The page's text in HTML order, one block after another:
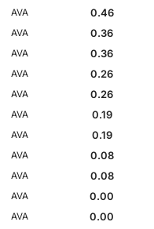
AVA
0.46
AVA
0.36
AVA
0.36
AVA
0.26
AVA
0.26
AVA
0.19
AVA
0.19
AVA
0.08
AVA
0.08
AVA
0.00
AVA
0.00